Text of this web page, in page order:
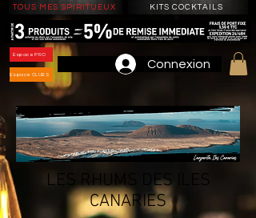
TOUS MES SPIRITUEUX KITS COCKTAILS
Espace PRO
Espace CLUBS
Connexion
LES RHUMS DES ILES
CANARIES